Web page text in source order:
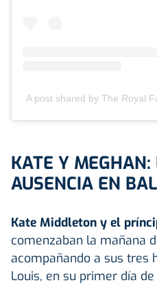
A post shared by The Royal
KATE Y
AUSENCIA EN
Kate Middleton y el
comenzaban la mañana
acompañando a sus tres
Louis, en su primer día